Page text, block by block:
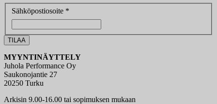
Sähköpostiosoite *
MYYNTINÄYTTELY
Juhola Performance Oy
Saukonojantie 27
20250 Turku
Arkisin 9.00-16.00 tai sopimuksen mukaan